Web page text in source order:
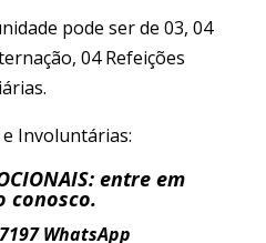
pode ser de 03, 04
04 Refeições
Involuntárias:
entre em
conosco.
WhatsApp